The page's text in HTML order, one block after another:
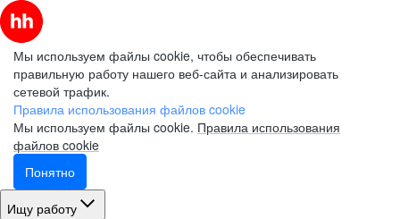
Мы используем файлы cookie, чтобы обеспечивать
правильную работу нашего веб-сайта и анализировать
сетевой трафик.
Правила использования файлов cookie
Мы используем файлы cookie. Правила использования
файлов cookie
Понятно
Ищу работу